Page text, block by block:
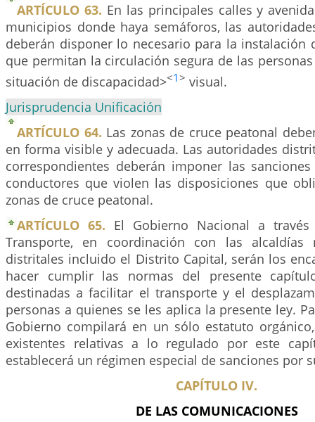
ARTÍCULO 63. En las principales calles y
municipios donde haya semáforos, las
deberán disponer lo necesario para la instalación
que permitan la circulación segura de las
situación de discapacidad><1> visual.
Jurisprudencia Unificación
ARTÍCULO 64. Las zonas de cruce peatonal
en forma visible y adecuada. Las autoridades
correspondientes deberán imponer las
conductores que violen las disposiciones que
zonas de cruce peatonal.
ARTÍCULO 65. El Gobierno Nacional a
Transporte, en coordinación con las alcaldías
distritales incluido el Distrito Capital, serán los
hacer cumplir las normas del presente
destinadas a facilitar el transporte y el
personas a quienes se les aplica la presente ley.
Gobierno compilará en un sólo estatuto
existentes relativas a lo regulado por este
establecerá un régimen especial de sanciones por
CAPÍTULO IV.
DE LAS COMUNICACIONES